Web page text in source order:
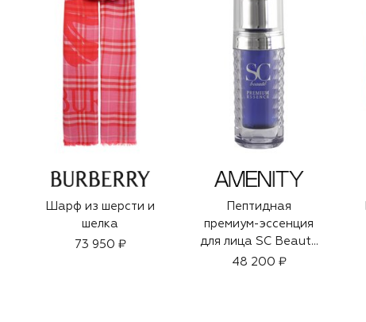
Шарф из шерсти и
шелка
73 950 ₽
Пептидная
премиум-эссенция
для лица SC Beauty
Premium Essence
48 200 ₽